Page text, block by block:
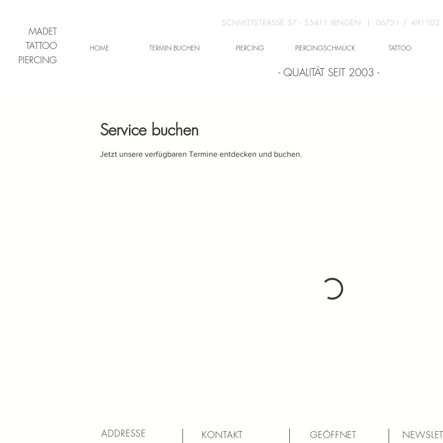
MADET
TATTOO
PIERCING
SCHMITTSTRASSE 57 - 55411 BINGEN | 06721 / 491102
HOME TERMIN BUCHEN PIERCING PIERCINGSCHMUCK TATTOO
- QUALITÄT SEIT 2003 -
Service buchen
Jetzt unsere verfügbaren Termine entdecken und buchen.
ADDRESSE KONTAKT GEÖFFNET